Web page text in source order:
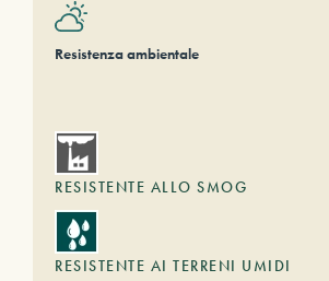
Resistenza ambientale
RESISTENTE ALLO SMOG
RESISTENTE AI TERRENI UMIDI